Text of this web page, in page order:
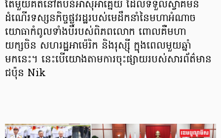
តែមួយគត់នៅតំបន់អាស៊ីអាគ្នេយ៍ ដែលទទួលស្វាគមន៍
ដំណើរទស្សនកិច្ចផ្លូវរដ្ឋរបស់មេដឹកនាំនៃមហាអំណាច
យោធាកំពូលទាំងបីរបស់ពិភពលោក ពោលគឺមហា
យក្សចិន សហរដ្ឋអាម៉េរិក និងរុស្ស៊ី ក្នុងពេលមួយឆ្នាំ
មកនេះ។ នេះបើយោងតាមការចុះផ្សាយរបស់សារព័ត៌មាន
ជប៉ុន Nik